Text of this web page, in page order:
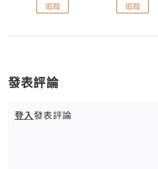
追蹤 追蹤
發表評論
登入發表評論